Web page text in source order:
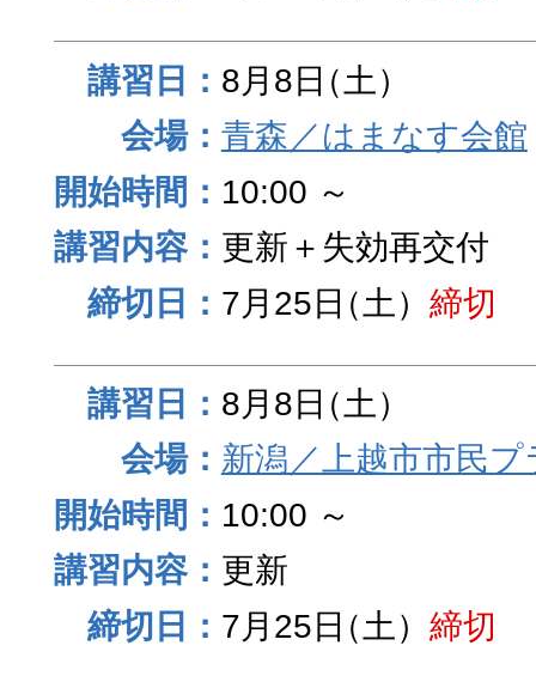
8月8日（土）
青森／はまなす会館
10:00 ～
更新＋失効再交付
7月25日（土） 締切
8月8日（土）
新潟／上越市市民プ
10:00 ～
更新
7月25日（土） 締切